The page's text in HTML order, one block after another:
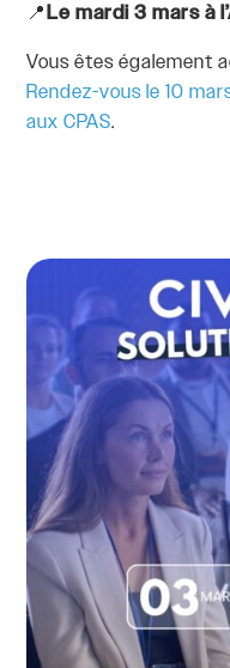
📍Le mardi 3 mars à
Vous êtes également
Rendez-vous le 10
aux CPAS.